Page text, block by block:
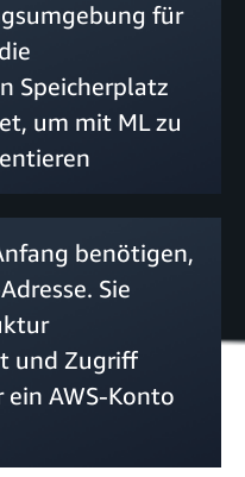
für
Speicherplatz
um mit ML zu
benötigen,
Sie
und Zugriff
AWS-Konto